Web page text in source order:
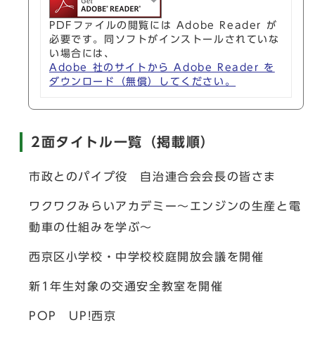
PDFファイルの閲覧には Adobe Reader が
必要です。同ソフトがインストールされていな
い場合には、
Adobe 社のサイトから Adobe Reader を
ダウンロード（無償）してください。
2面タイトル一覧（掲載順）
市政とのパイプ役 自治連合会会長の皆さま
ワクワクみらいアカデミー～エンジンの生産と電
動車の仕組みを学ぶ～
西京区小学校・中学校校庭開放会議を開催
新1年生対象の交通安全教室を開催
POP UP!西京